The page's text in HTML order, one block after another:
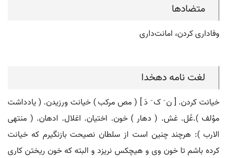
متضادها
وفاداری کردن، امانت‌داری
لغت نامه دهخدا
خیانت کردن. [ ن َ ک َ دَ ] ( مص مرکب ) خیانت ورزیدن. ( یادداشت
مؤلف ).غَل. غش. ( دهار ) خون. اختیان. اغلال. ادهان. ( منتهی
الارب ): هرچند چنین است از سلطان نصیحت بازنگیرم که خیانت
کرده باشم تا خون وی و هیچکس نریزد و البته که خون ریختن کاری